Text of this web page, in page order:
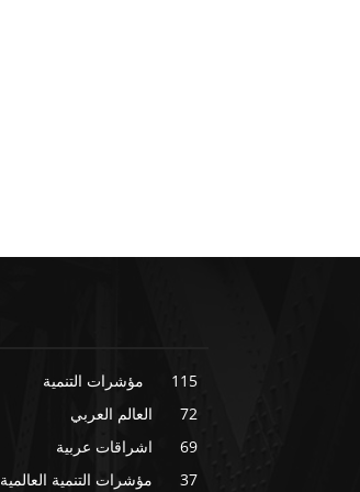
مؤشرات التنمية
115
العالم العربي
72
اشراقات عربية
69
مؤشرات التنمية العالمية
37